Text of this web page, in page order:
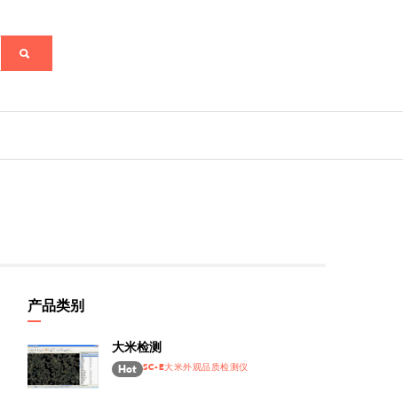
产品类别
大米检测
Hot SC-E大米外观品质检测仪